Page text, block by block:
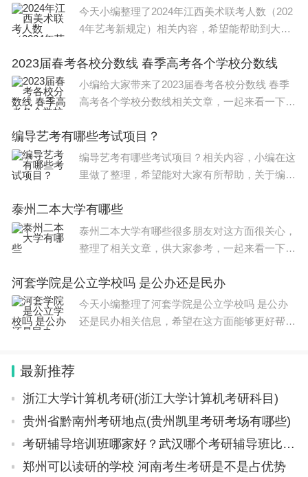
读于泉州实验中学，文科状元林佳
今天小编整理了2024年江西美术联考人数（202
4年艺考新规定）相关内容，希望能帮助到大
人数：预计2.6万余人。 2024年江西美术联考报
名人数比2023年的3
2023届春考各校分数线 春季高考各个学校分数线
小编给大家带来了2023届春考各校分数线 春季
高考各个学校分数线相关文章，一起来看一下
学前教育学校招生的有齐鲁师范学校，录取分数
在610分，泰山
编导艺考有哪些考试项目？
编导艺考有哪些考试项目？相关内容，小编在这
里做了整理，希望能对大家有所帮助，关于编导
吧！ 编导艺考的考试项目主要包括以下几个方
面： 1.文化课考试：这是所有
泰州二本大学有哪些
泰州二本大学有哪些很多朋友对这方面很关心，
整理了相关文章，供大家参考，一起来看一下
泰州学院、南京理工大学泰州科技学院等大学。
1、泰州学院
河套学院是公立学校吗 是公办还是民办
今天小编整理了河套学院是公立学校吗 是公办
还是民办相关信息，希望在这方面能够更好帮助
最新推荐
浙江大学计算机考研(浙江大学计算机考研科目)
贵州省黔南州考研地点(贵州凯里考研考场有哪些)
考研辅导培训班哪家好？武汉哪个考研辅导班比较好
郑州可以读研的学校 河南考生考研是不是占优势